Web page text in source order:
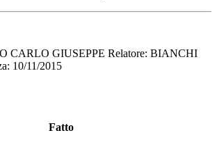
CARLO GIUSEPPE Relatore: BIANCHI
10/11/2015
Fatto